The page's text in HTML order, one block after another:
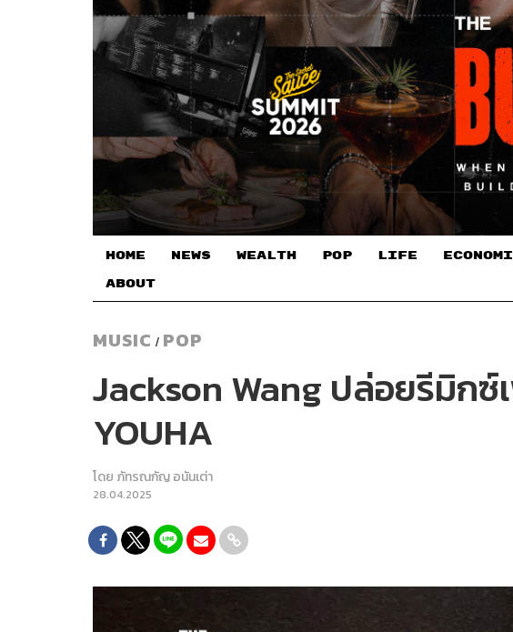
HOME NEWS WEALTH POP LIFE
ABOUT
MUSIC / POP
Jackson Wang ปล่อยรีมิกซ์
YOUHA
โดย ภัทรณกัญ อนันเต่า
28.04.2025